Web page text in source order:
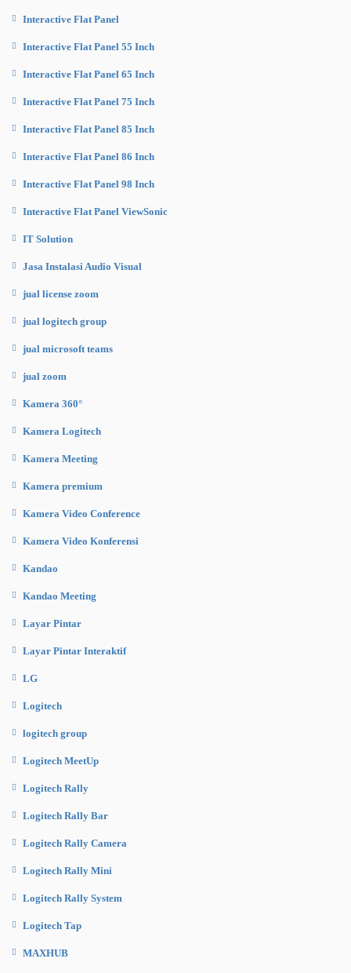
Interactive Flat Panel
Interactive Flat Panel 55 Inch
Interactive Flat Panel 65 Inch
Interactive Flat Panel 75 Inch
Interactive Flat Panel 85 Inch
Interactive Flat Panel 86 Inch
Interactive Flat Panel 98 Inch
Interactive Flat Panel ViewSonic
IT Solution
Jasa Instalasi Audio Visual
jual license zoom
jual logitech group
jual microsoft teams
jual zoom
Kamera 360°
Kamera Logitech
Kamera Meeting
Kamera premium
Kamera Video Conference
Kamera Video Konferensi
Kandao
Kandao Meeting
Layar Pintar
Layar Pintar Interaktif
LG
Logitech
logitech group
Logitech MeetUp
Logitech Rally
Logitech Rally Bar
Logitech Rally Camera
Logitech Rally Mini
Logitech Rally System
Logitech Tap
MAXHUB